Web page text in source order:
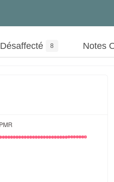
8 Notes